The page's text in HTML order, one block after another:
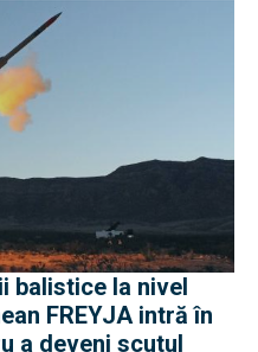
balistice la nivel
FREYJA intră în
a deveni scutul